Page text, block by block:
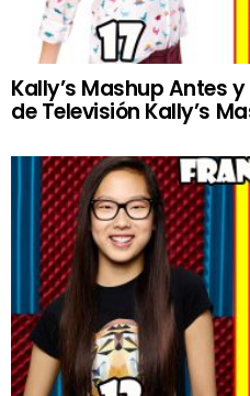
Kally’s Mashup Antes
de Televisión Kally’s